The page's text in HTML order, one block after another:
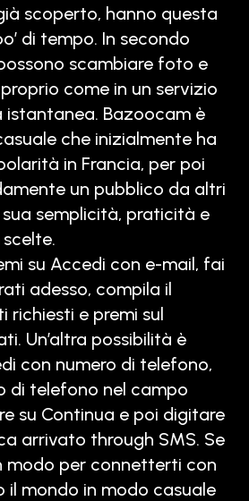
scoperto, hanno questa
di tempo. In secondo
scambiare foto e
come in un servizio
istantanea. Bazoocam è
che inizialmente ha
in Francia, per poi
un pubblico da altri
semplicità, praticità e
su Accedi con e-mail, fai
adesso, compila il
richiesti e premi sul
Un’altra possibilità è
con numero di telefono,
di telefono nel campo
su Continua e poi digitare
arrivato through SMS. Se
modo per connetterti con
mondo in modo casuale